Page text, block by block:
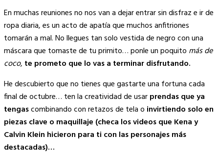
En muchas reuniones no nos van a dejar entrar sin disfraz e ir de
ropa diaria, es un acto de apatía que muchos anfitriones
tomarán a mal. No llegues tan solo vestida de negro con una
máscara que tomaste de tu primito… ponle un poquito más de
coco, te prometo que lo vas a terminar disfrutando.
He descubierto que no tienes que gastarte una fortuna cada
final de octubre… ten la creatividad de usarprendas que ya
tengascombinando con retazos de tela o invirtiendo solo en
piezas clave o maquillaje (checa los videos que Kena y
Calvin Klein hicieron para ti con las personajes más
destacadas)…